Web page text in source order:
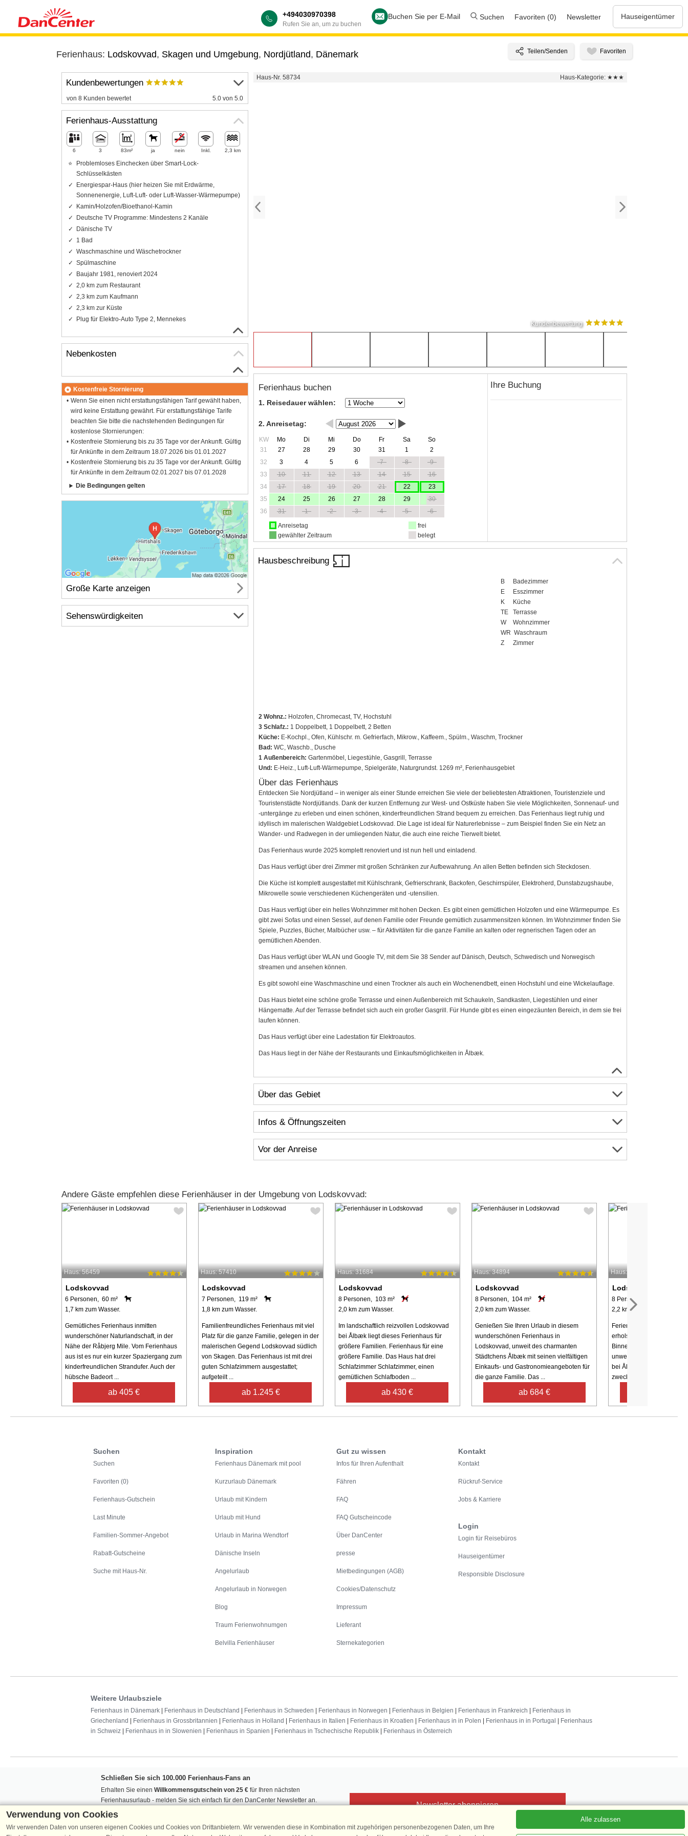
+494030970398
Rufen Sie an, um zu buchen
Buchen Sie per E-Mail Suchen Favoriten (0) Newsletter Hauseigentümer
Ferienhaus: Lodskovvad, Skagen und Umgebung, Nordjütland, Dänemark
Haus-Nr. 58734 Haus-Kategorie: ★★★
Kundenbewertung
Ferienhaus buchen
1. Reisedauer wählen:
2. Anreisetag:
KW Mo Di Mi Do Fr Sa
So
31
27 28 29 30 31 1
2
32
3 4 5 6 7 8
9
33
10 11 12 13 14 15
16
34
17 18 19 20 21 22
23
35
24 25 26 27 28 29
30
36
31 1 2 3 4 5
6
Anreisetag
gewählter Zeitraum
frei
belegt
Ihre Buchung
Hausbeschreibung
B
Badezimmer
E
Esszimmer
K
Küche
TE
Terrasse
W
Wohnzimmer
WR Waschraum
Z
Zimmer
2 Wohnz.: Holzofen, Chromecast, TV, Hochstuhl
3 Schlafz.: 1 Doppelbett, 1 Doppelbett, 2 Betten
Küche: E-Kochpl., Ofen, Kühlschr. m. Gefrierfach, Mikrow., Kaffeem., Spülm., Waschm, Trockner
Bad: WC, Waschb., Dusche
1 Außenbereich: Gartenmöbel, Liegestühle, Gasgrill, Terrasse
Und: E-Heiz., Luft-Luft-Wärmepumpe, Spielgeräte, Naturgrundst. 1269 m², Ferienhausgebiet
Über das Ferienhaus
Entdecken Sie Nordjütland – in weniger als einer Stunde erreichen Sie viele der beliebtesten Attraktionen, Touristenziele und
Touristenstädte Nordjütlands. Dank der kurzen Entfernung zur West- und Ostküste haben Sie viele Möglichkeiten, Sonnenauf- und
-untergänge zu erleben und einen schönen, kinderfreundlichen Strand bequem zu erreichen. Das Ferienhaus liegt ruhig und
idyllisch im malerischen Waldgebiet Lodskovvad. Die Lage ist ideal für Naturerlebnisse – zum Beispiel finden Sie ein Netz an
Wander- und Radwegen in der umliegenden Natur, die auch eine reiche Tierwelt bietet.
Das Ferienhaus wurde 2025 komplett renoviert und ist nun hell und einladend.
Das Haus verfügt über drei Zimmer mit großen Schränken zur Aufbewahrung. An allen Betten befinden sich Steckdosen.
Die Küche ist komplett ausgestattet mit Kühlschrank, Gefrierschrank, Backofen, Geschirrspüler, Elektroherd, Dunstabzugshaube,
Mikrowelle sowie verschiedenen Küchengeräten und -utensilien.
Das Haus verfügt über ein helles Wohnzimmer mit hohen Decken. Es gibt einen gemütlichen Holzofen und eine Wärmepumpe. Es
gibt zwei Sofas und einen Sessel, auf denen Familie oder Freunde gemütlich zusammensitzen können. Im Wohnzimmer finden Sie
Spiele, Puzzles, Bücher, Malbücher usw. – für Aktivitäten für die ganze Familie an kalten oder regnerischen Tagen oder an
gemütlichen Abenden.
Das Haus verfügt über WLAN und Google TV, mit dem Sie 38 Sender auf Dänisch, Deutsch, Schwedisch und Norwegisch
streamen und ansehen können.
Es gibt sowohl eine Waschmaschine und einen Trockner als auch ein Wochenendbett, einen Hochstuhl und eine Wickelauflage.
Das Haus bietet eine schöne große Terrasse und einen Außenbereich mit Schaukeln, Sandkasten, Liegestühlen und einer
Hängematte. Auf der Terrasse befindet sich auch ein großer Gasgrill. Für Hunde gibt es einen eingezäunten Bereich, in dem sie frei
laufen können.
Das Haus verfügt über eine Ladestation für Elektroautos.
Das Haus liegt in der Nähe der Restaurants und Einkaufsmöglichkeiten in Ålbæk.
Über das Gebiet
Infos & Öffnungszeiten
Vor der Anreise
Kundenbewertungen
von 8 Kunden bewertet 5.0 von 5.0
Ferienhaus-Ausstattung
6 3 83m² ja nein Inkl. 2,3 km
Problemloses Einchecken über Smart-Lock-
Schlüsselkästen
Energiespar-Haus (hier heizen Sie mit Erdwärme,
Sonnenenergie, Luft-Luft- oder Luft-Wasser-Wärmepumpe)
Kamin/Holzofen/Bioethanol-Kamin
Deutsche TV Programme: Mindestens 2 Kanäle
Dänische TV
1 Bad
Waschmaschine und Wäschetrockner
Spülmaschine
Baujahr 1981, renoviert 2024
2,0 km zum Restaurant
2,3 km zum Kaufmann
2,3 km zur Küste
Plug für Elektro-Auto Type 2, Mennekes
Nebenkosten
Kostenfreie Stornierung
Wenn Sie einen nicht erstattungsfähigen Tarif gewählt haben,
wird keine Erstattung gewährt. Für erstattungsfähige Tarife
beachten Sie bitte die nachstehenden Bedingungen für
kostenlose Stornierungen:
Kostenfreie Stornierung bis zu 35 Tage vor der Ankunft. Gültig
für Ankünfte in dem Zeitraum 18.07.2026 bis 01.01.2027
Kostenfreie Stornierung bis zu 35 Tage vor der Ankunft. Gültig
für Ankünfte in dem Zeitraum 02.01.2027 bis 07.01.2028
Die Bedingungen gelten
Große Karte anzeigen
Sehenswürdigkeiten
Andere Gäste empfehlen diese Ferienhäuser in der Umgebung von Lodskovvad:
Haus: 56459
Lodskovvad
6 Personen, 60 m²
1,7 km zum Wasser.
Gemütliches Ferienhaus inmitten
wunderschöner Naturlandschaft, in der
Nähe der Råbjerg Mile. Vom Ferienhaus
aus ist es nur ein kurzer Spaziergang zum
kinderfreundlichen Strandufer. Auch der
hübsche Badeort ...
ab 405 €
Haus: 57410
Lodskovvad
7 Personen, 119 m²
1,8 km zum Wasser.
Familienfreundliches Ferienhaus mit viel
Platz für die ganze Familie, gelegen in der
malerischen Gegend Lodskovvad südlich
von Skagen. Das Ferienhaus ist mit drei
guten Schlafzimmern ausgestattet;
aufgeteilt ...
ab 1.245 €
Haus: 31684
Lodskovvad
8 Personen, 103 m²
2,0 km zum Wasser.
Im landschaftlich reizvollen Lodskovvad
bei Ålbæk liegt dieses Ferienhaus für
größere Familien. Ferienhaus für eine
größere Familie. Das Haus hat drei
Schlafzimmer Schlafzimmer, einen
gemütlichen Schlafboden ...
ab 430 €
Haus: 34894
Lodskovvad
8 Personen, 104 m²
2,0 km zum Wasser.
Genießen Sie Ihren Urlaub in diesem
wunderschönen Ferienhaus in
Lodskovvad, unweit des charmanten
Städtchens Ålbæk mit seinen vielfältigen
Einkaufs- und Gastronomieangeboten für
die ganze Familie. Das ...
ab 684 €
Haus: 8470
Lodskovvad
8 Personen, 96 m²
2,2 km zum Wasser.
Ferienhaus mit Whirlpool
erholsame Stunden. Liegt
Binnenland bei
unweit des
bei Ålbæk. Das Haus ist
zweckmäßig ...
Suchen
Suchen
Favoriten (0)
Ferienhaus-Gutschein
Last Minute
Familien-Sommer-Angebot
Rabatt-Gutscheine
Suche mit Haus-Nr.
Inspiration
Ferienhaus Dänemark mit pool
Kurzurlaub Dänemark
Urlaub mit Kindern
Urlaub mit Hund
Urlaub in Marina Wendtorf
Dänische Inseln
Angelurlaub
Angelurlaub in Norwegen
Blog
Traum Ferienwohnumgen
Belvilla Ferienhäuser
Gut zu wissen
Infos für Ihren Aufenthalt
Fähren
FAQ
FAQ Gutscheincode
Über DanCenter
presse
Mietbedingungen (AGB)
Cookies/Datenschutz
Impressum
Lieferant
Sternekategorien
Kontakt
Kontakt
Rückruf-Service
Jobs & Karriere
Login
Login für Reisebüros
Hauseigentümer
Responsible Disclosure
Weitere Urlaubsziele
Ferienhaus in Dänemark | Ferienhaus in Deutschland | Ferienhaus in Schweden | Ferienhaus in Norwegen | Ferienhaus in Belgien | Ferienhaus in Frankreich | Ferienhaus in
Griechenland | Ferienhaus in Grossbritannien | Ferienhaus in Holland | Ferienhaus in Italien | Ferienhaus in Kroatien | Ferienhaus in in Polen | Ferienhaus in in Portugal | Ferienhaus
in Schweiz | Ferienhaus in in Slowenien | Ferienhaus in Spanien | Ferienhaus in Tschechische Republik | Ferienhaus in Österreich
Schließen Sie sich 100.000 Ferienhaus-Fans an
Erhalten Sie einen Willkommensgutschein von 25 € für Ihren nächsten
Ferienhausurlaub - melden Sie sich einfach für den DanCenter Newsletter an.
Verpassen Sie nie wieder exklusive Angebote, Gewinnspiele und Urlaubstipps!
Newsletter abonnieren
Verwendung von Cookies
Wir verwenden Daten von unseren eigenen Cookies und Cookies von Drittanbietern. Wir verwenden diese in Kombination mit zugehörigen personenbezogenen Daten, um Ihre
Alle zulassen